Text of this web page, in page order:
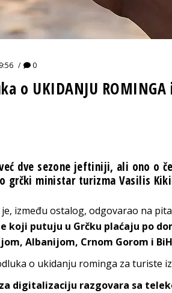
0
o UKIDANJU
dve sezone jeftiniji, ali ono o
grčki ministar turizma Vasilis
između ostalog, odgovarao na
putuju u Grčku plaćaju po
Albanijom, Crnom Gorom i
o ukidanju rominga za turiste
digitalizaciju razgovara sa